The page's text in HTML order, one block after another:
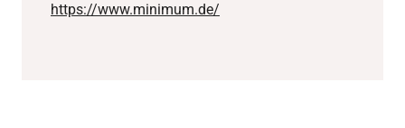
https://www.minimum.de/